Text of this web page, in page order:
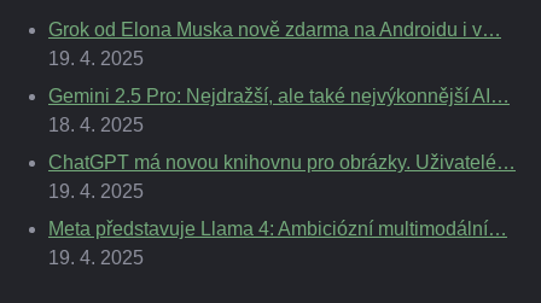
Grok od Elona Muska nově zdarma na Androidu i v…
19. 4. 2025
Gemini 2.5 Pro: Nejdražší, ale také nejvýkonnější AI…
18. 4. 2025
ChatGPT má novou knihovnu pro obrázky. Uživatelé…
19. 4. 2025
Meta představuje Llama 4: Ambiciózní multimodální…
19. 4. 2025